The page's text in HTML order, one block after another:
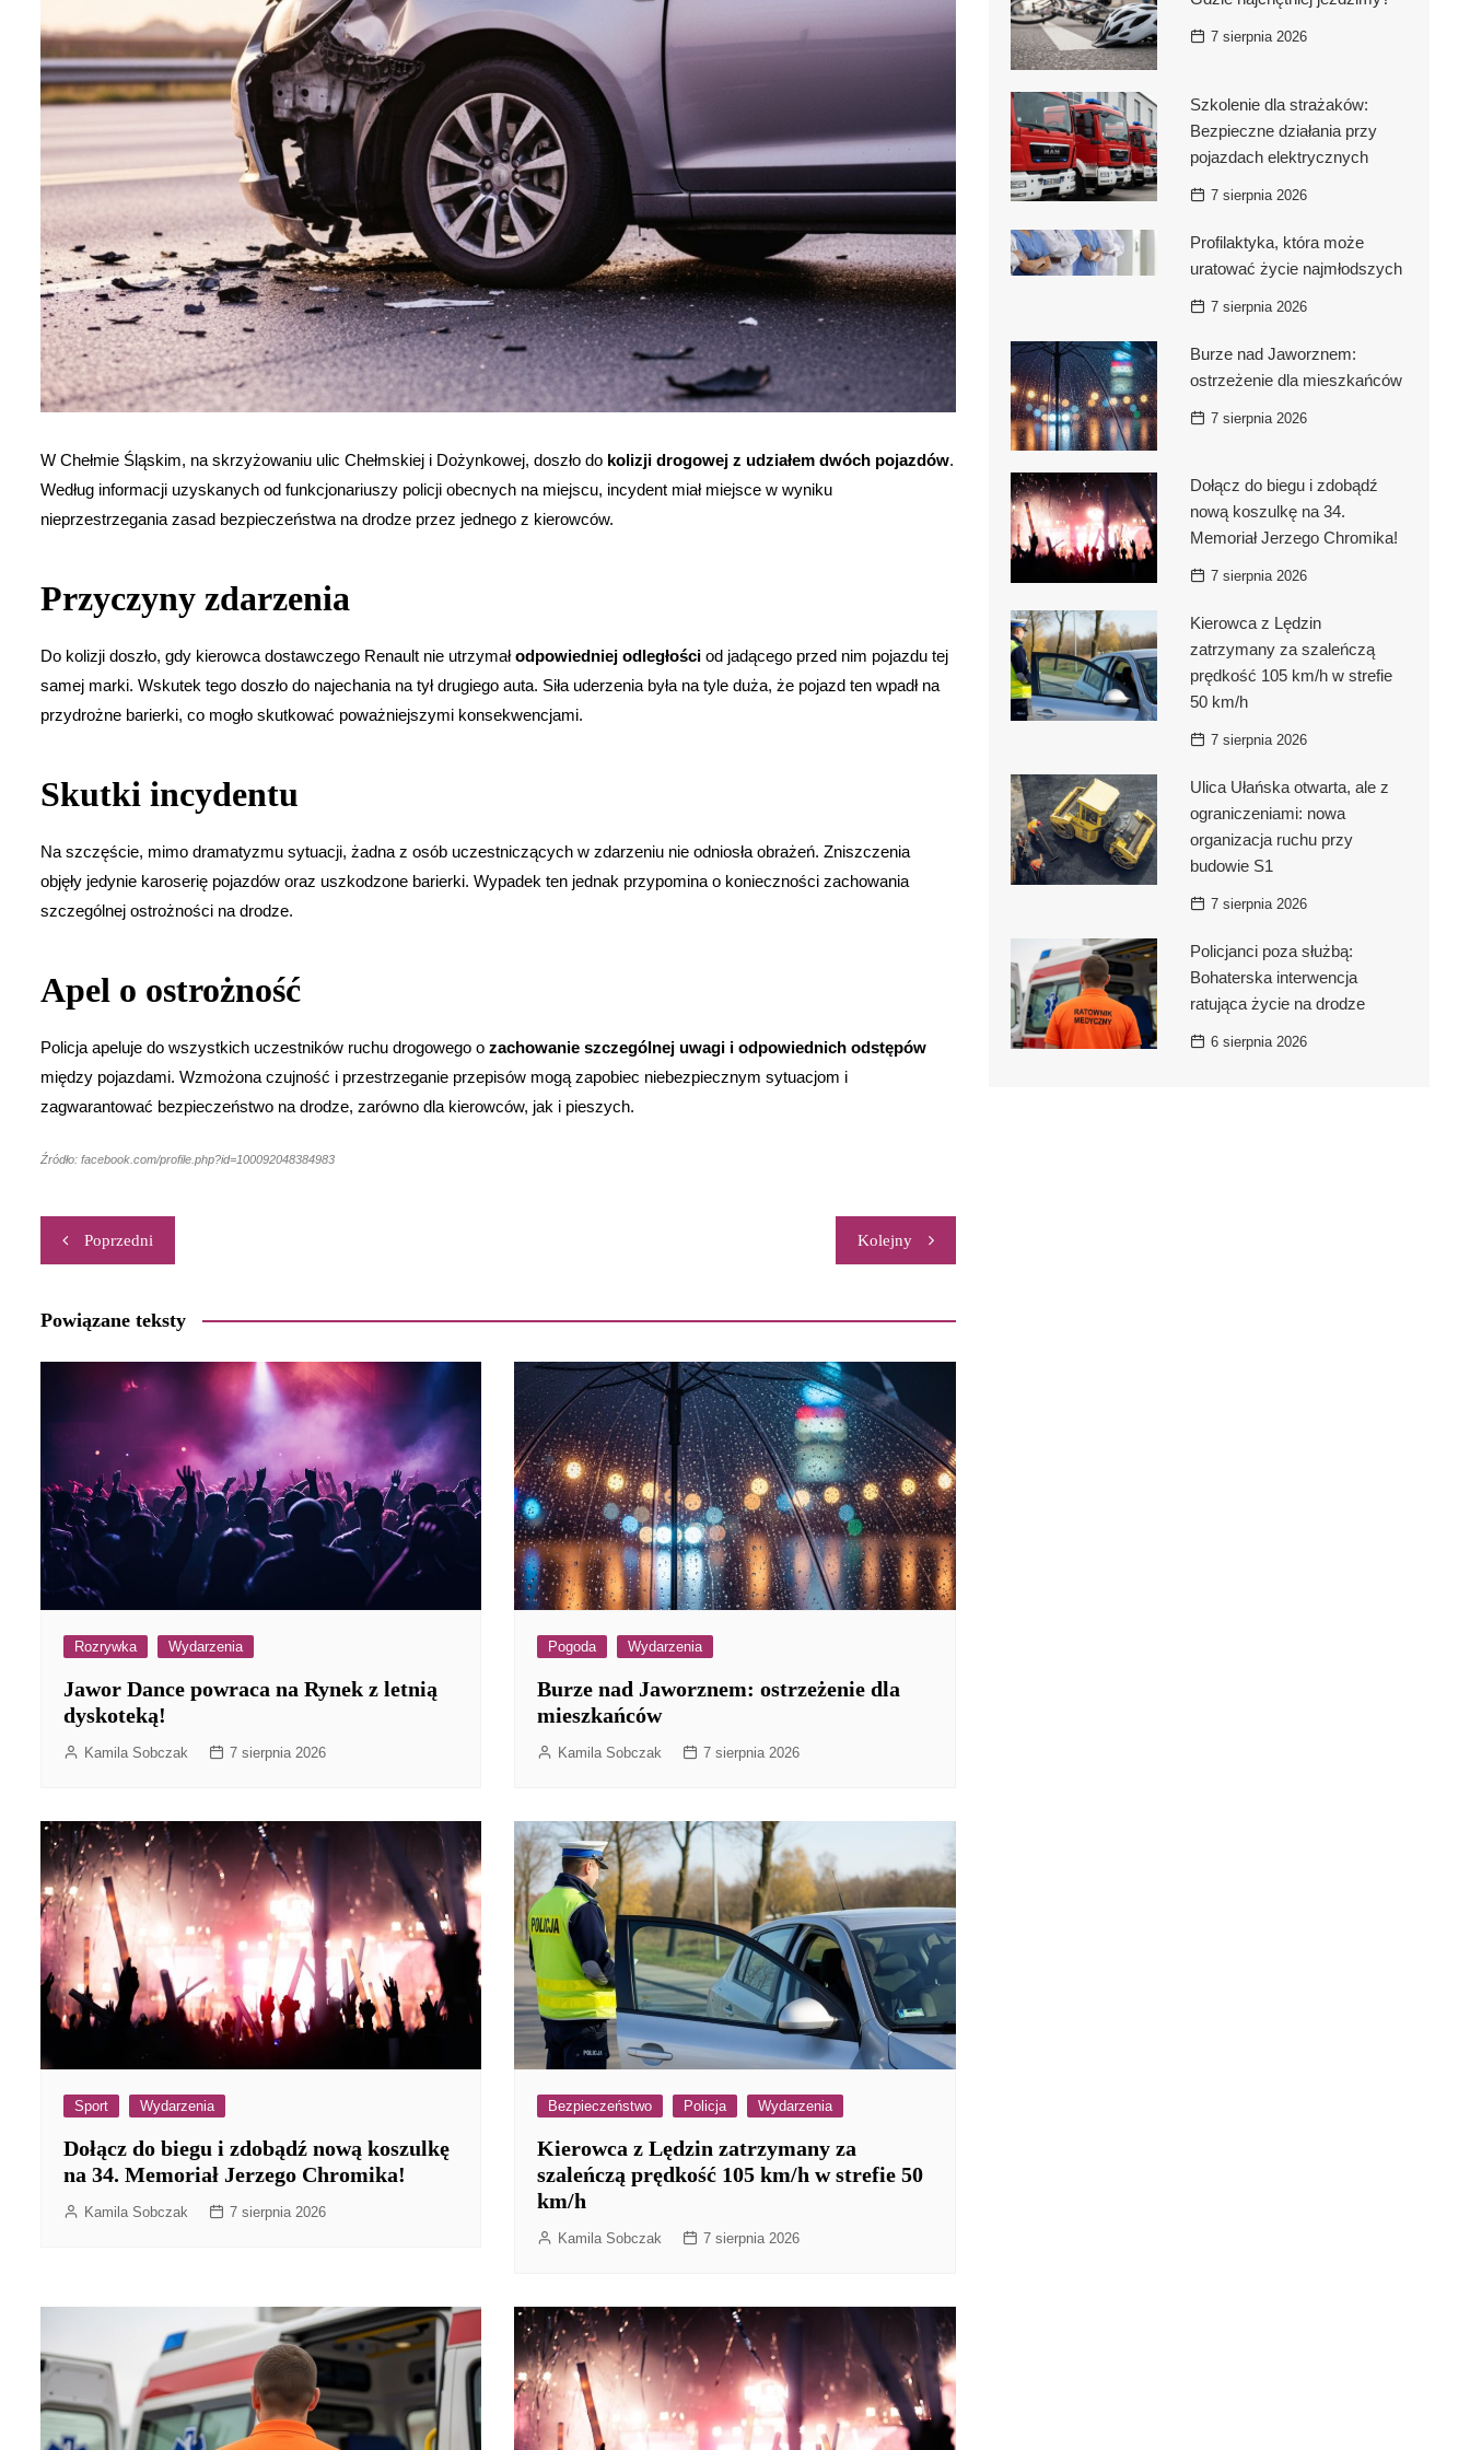
Kaplica św. Jana Chrzciciela
W Chełmie Śląskim, na skrzyżowaniu ulic Chełmskiej i Dożynkowej, doszło do kolizji drogowej z udziałem dwóch pojazdów.
Według informacji uzyskanych od funkcjonariuszy policji obecnych na miejscu, incydent miał miejsce w wyniku
nieprzestrzegania zasad bezpieczeństwa na drodze przez jednego z kierowców.
Przyczyny zdarzenia
Do kolizji doszło, gdy kierowca dostawczego Renault nie utrzymałodpowiedniej odległości od jadącego przed nim pojazdu tej
samej marki. Wskutek tego doszło do najechania na tył drugiego auta. Siła uderzenia była na tyle duża, że pojazd ten wpadł na
przydrożne barierki, co mogło skutkować poważniejszymi konsekwencjami.
Skutki incydentu
Na szczęście, mimo dramatyzmu sytuacji, żadna z osób uczestniczących w zdarzeniu nie odniosła obrażeń. Zniszczenia
objęły jedynie karoserię pojazdów oraz uszkodzone barierki. Wypadek ten jednak przypomina o konieczności zachowania
szczególnej ostrożności na drodze.
Apel o ostrożność
Policja apeluje do wszystkich uczestników ruchu drogowego o zachowanie szczególnej uwagi i odpowiednich odstępów
między pojazdami. Wzmożona czujność i przestrzeganie przepisów mogą zapobiec niebezpiecznym sytuacjom i
zagwarantować bezpieczeństwo na drodze, zarówno dla kierowców, jak i pieszych.
Źródło: facebook.com/profile.php?id=100092048384983
Nawigacja
wpisu
Poprzedni Kolejny
Powiązane teksty
Rozrywka Wydarzenia
Jawor Dance powraca na Rynek z letnią
dyskoteką!
Kamila Sobczak 7 sierpnia 2026
Pogoda Wydarzenia
Burze nad Jaworznem: ostrzeżenie dla
mieszkańców
Kamila Sobczak 7 sierpnia 2026
Sport Wydarzenia
Dołącz do biegu i zdobądź nową koszulkę
na 34. Memoriał Jerzego Chromika!
Kamila Sobczak 7 sierpnia 2026
Bezpieczeństwo Policja Wydarzenia
Kierowca z Lędzin zatrzymany za
szaleńczą prędkość 105 km/h w strefie 50
km/h
Kamila Sobczak 7 sierpnia 2026
7 sierpnia 2026
Szkolenie dla strażaków:
Bezpieczne działania przy
pojazdach elektrycznych
7 sierpnia 2026
Profilaktyka, która może
uratować życie najmłodszych
7 sierpnia 2026
Burze nad Jaworznem:
ostrzeżenie dla mieszkańców
7 sierpnia 2026
Dołącz do biegu i zdobądź
nową koszulkę na 34.
Memoriał Jerzego Chromika!
7 sierpnia 2026
Kierowca z Lędzin
zatrzymany za szaleńczą
prędkość 105 km/h w strefie
50 km/h
7 sierpnia 2026
Ulica Ułańska otwarta, ale z
ograniczeniami: nowa
organizacja ruchu przy
budowie S1
7 sierpnia 2026
Policjanci poza służbą:
Bohaterska interwencja
ratująca życie na drodze
6 sierpnia 2026